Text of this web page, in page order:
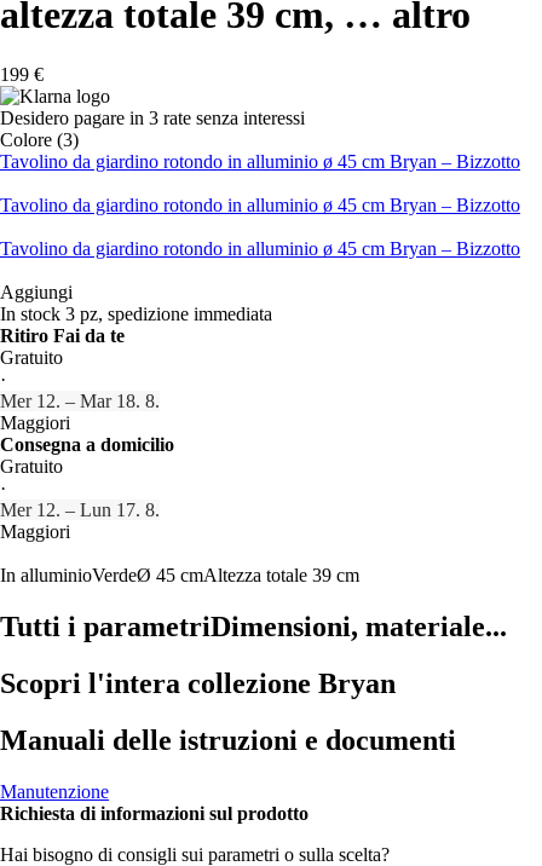
altezza totale 39 cm, … altro
199 €
Desidero pagare in 3 rate senza interessi
Colore (3)
Tavolino da giardino rotondo in alluminio ø 45 cm Bryan – Bizzotto
Tavolino da giardino rotondo in alluminio ø 45 cm Bryan – Bizzotto
Tavolino da giardino rotondo in alluminio ø 45 cm Bryan – Bizzotto
Aggiungi
In stock 3 pz, spedizione immediata
Ritiro Fai da te
Gratuito
·
Mer 12. – Mar 18. 8.
Maggiori
Consegna a domicilio
Gratuito
·
Mer 12. – Lun 17. 8.
Maggiori
In alluminioVerdeØ 45 cmAltezza totale 39 cm
Tutti i parametriDimensioni, materiale...
Scopri l'intera collezione Bryan
Manuali delle istruzioni e documenti
Manutenzione
Richiesta di informazioni sul prodotto
Hai bisogno di consigli sui parametri o sulla scelta?